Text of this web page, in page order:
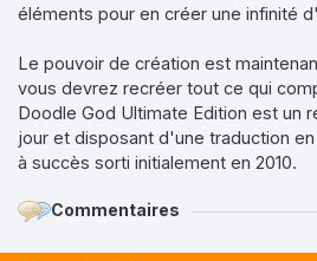
éléments pour en créer une infinité
Le pouvoir de création est
vous devrez recréer tout ce qui
Doodle God Ultimate Edition est un
jour et disposant d'une traduction
à succès sorti initialement en 2010.
Commentaires